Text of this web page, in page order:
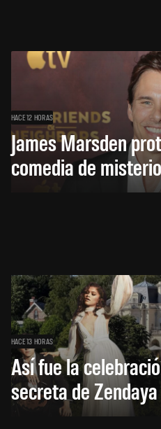
HACE 12 HORAS
James Marsden
comedia de
HACE 13 HORAS
Así fue la
secreta de